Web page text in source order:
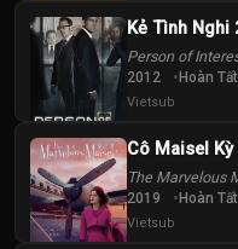
Kẻ Tình Nghi
Person of
2012 Hoàn
Vietsub
Cô Maisel Kỳ
The Marvelous
2019 Hoàn
Vietsub